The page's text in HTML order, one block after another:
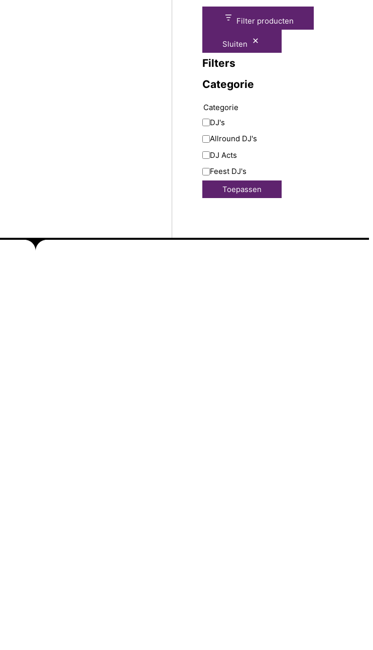
Filter producten
Sluiten
Filters
Categorie
Categorie
DJ's
Allround DJ's
DJ Acts
Feest DJ's
Toepassen